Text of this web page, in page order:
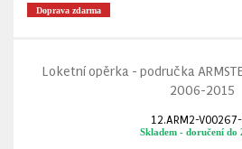
Doprava zdarma
Loketní opěrka - područka
2006-2015
12.ARM2-
Skladem - doručení do